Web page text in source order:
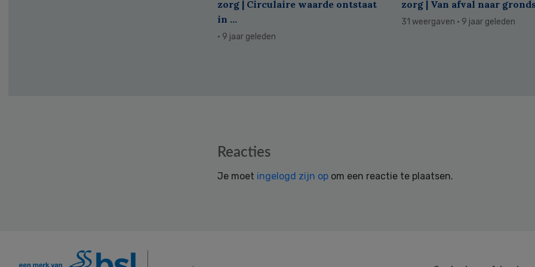
zorg | Circulaire waarde ontstaat
in ...
· 9 jaar geleden
zorg | Van afval naar
31 weergaven · 9 jaar geleden
Reacties
Je moet ingelogd zijn op om een reactie te plaatsen.